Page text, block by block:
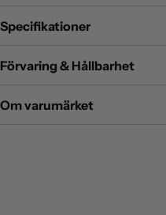
Specifikationer
Förvaring & Hållbarhet
Om varumärket